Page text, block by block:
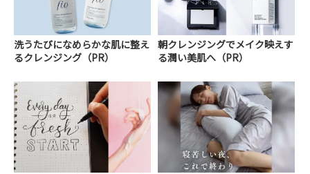
洗うたびになめらかな肌に整え
るクレンジング（PR）
朝クレンジングでメイク映えす
る潤い美肌へ（PR）